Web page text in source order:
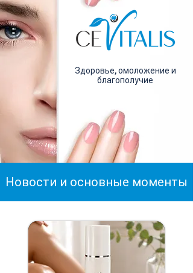
Здоровье, омоложение и
благополучие
Новости и основные моменты